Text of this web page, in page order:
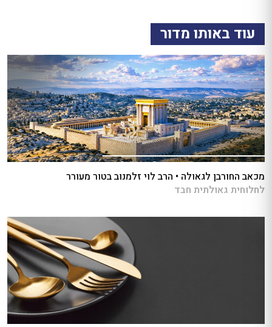
עוד באותו מדור
מכאב החורבן לגאולה • הרב לוי זלמנוב בטור מעורר
לחלוחית גאולתית חבד